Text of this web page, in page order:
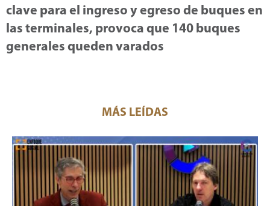
clave para el ingreso y egreso de buques en
las terminales, provoca que 140 buques
generales queden varados
MÁS LEÍDAS